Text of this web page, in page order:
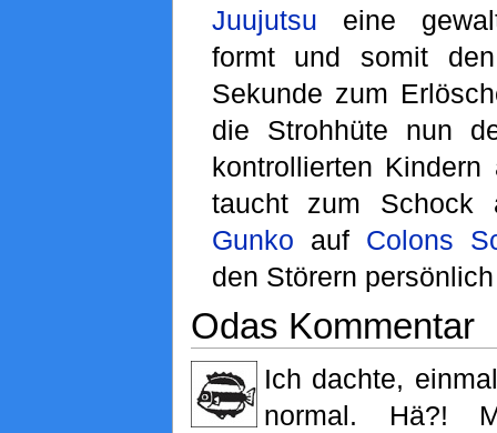
Juujutsu eine
formt und somit
Sekunde zum
die Strohhüte nun
kontrollierten Kindern
taucht zum Schock
Gunko auf Colons
den Störern
Odas Kommentar
Ich dachte,
normal. Hä?!